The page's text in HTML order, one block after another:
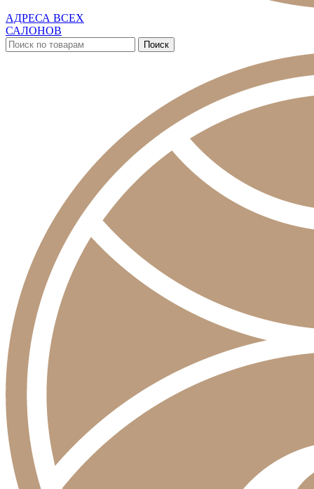
АДРЕСА ВСЕХ
САЛОНОВ